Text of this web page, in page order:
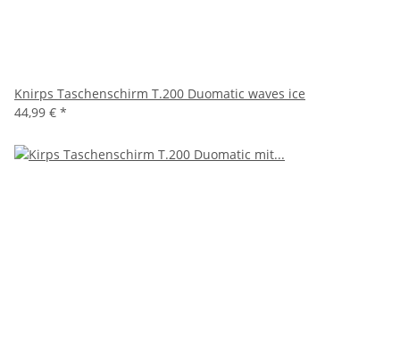
Knirps Taschenschirm T.200 Duomatic waves ice
44,99 € *